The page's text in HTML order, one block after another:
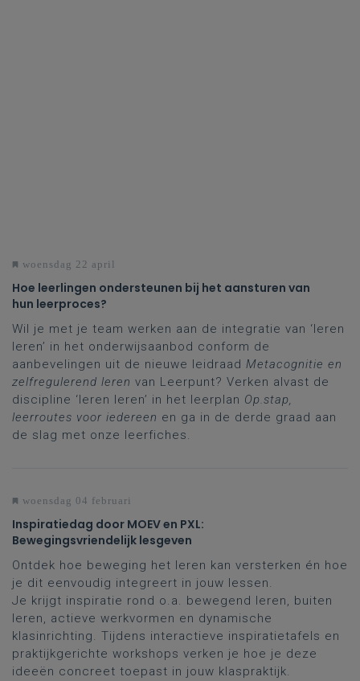
woensdag 22 april
Hoe leerlingen ondersteunen bij het aansturen van
hun leerproces?
Wil je met je team werken aan de integratie van ‘leren
leren’ in het onderwijsaanbod conform de
aanbevelingen uit de nieuwe leidraad Metacognitie en
zelfregulerend leren van Leerpunt? Verken alvast de
discipline ‘leren leren’ in het leerplan Op.stap,
leerroutes voor iedereen en ga in de derde graad aan
de slag met onze leerfiches.
woensdag 04 februari
Inspiratiedag door MOEV en PXL:
Bewegingsvriendelijk lesgeven
Ontdek hoe beweging het leren kan versterken én hoe
je dit eenvoudig integreert in jouw lessen.
Je krijgt inspiratie rond o.a. bewegend leren, buiten
leren, actieve werkvormen en dynamische
klasinrichting. Tijdens interactieve inspiratietafels en
praktijkgerichte workshops verken je hoe je deze
ideeën concreet toepast in jouw klaspraktijk.